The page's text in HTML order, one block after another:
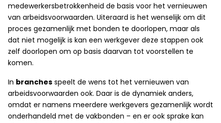
medewerkersbetrokkenheid de basis voor het vernieuwen
van arbeidsvoorwaarden. Uiteraard is het wenselijk om dit
proces gezamenlijk met bonden te doorlopen, maar als
dat niet mogelijk is kan een werkgever deze stappen ook
zelf doorlopen om op basis daarvan tot voorstellen te
komen.
In branches speelt de wens tot het vernieuwen van
arbeidsvoorwaarden ook. Daar is de dynamiek anders,
omdat er namens meerdere werkgevers gezamenlijk wordt
onderhandeld met de vakbonden – en er ook sprake kan